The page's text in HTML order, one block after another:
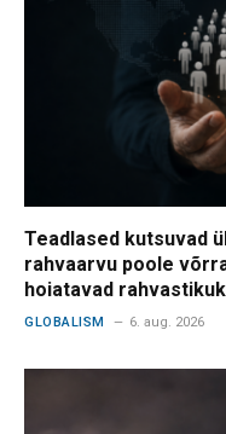
Teadlased kutsuvad
rahvaarvu poole
hoiatavad
GLOBALISM 6. aug. 2026